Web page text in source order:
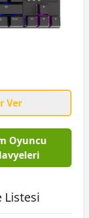
Ver
Oyuncu
Listesi